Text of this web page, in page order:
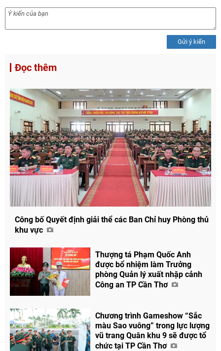
Gửi ý kiến
Đọc thêm
Công bố Quyết định giải thể các Ban Chỉ huy Phòng thủ
khu vực
Thượng tá Phạm Quốc Anh
được bổ nhiệm làm Trưởng
phòng Quản lý xuất nhập cảnh
Công an TP Cần Thơ
Chương trình Gameshow “Sắc
màu Sao vuông” trong lực lượng
vũ trang Quân khu 9 sẽ được tổ
chức tại TP Cần Thơ